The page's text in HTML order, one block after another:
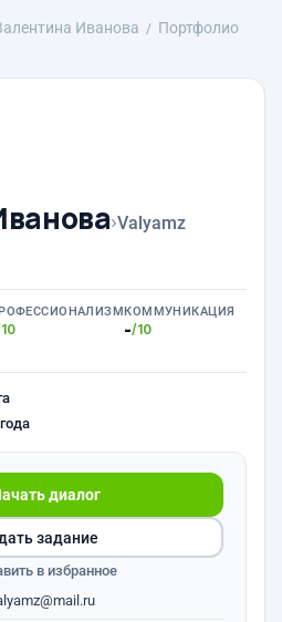
Иванова
Портфолио
›Valyamz
КОММУНИКАЦИЯ
-/10
диалог
задание
в избранное